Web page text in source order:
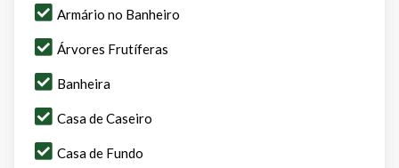
Armário no Banheiro
Árvores Frutíferas
Banheira
Casa de Caseiro
Casa de Fundo